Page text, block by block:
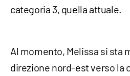
categoria 3, quella attuale.
Al momento, Melissa si sta
direzione nord-est verso la